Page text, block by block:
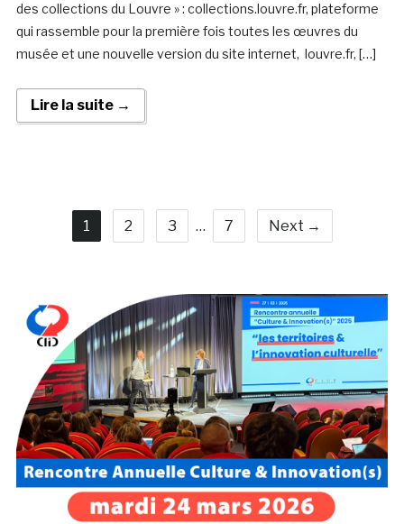
des collections du Louvre » : collections.louvre.fr, plateforme
qui rassemble pour la première fois toutes les œuvres du
musée et une nouvelle version du site internet, louvre.fr, […]
Lire la suite →
1 2 3 … 7 Next →